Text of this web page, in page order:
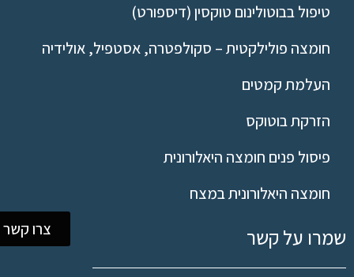
צרו קשר
טיפול בבוטולינום טוקסין (דיספורט)
חומצה פולילקטית – סקולפטרה, אסטפיל, אולידיה
העלמת קמטים
הזרקת בוטוקס
פיסול פנים חומצה היאלורונית
חומצה היאלורונית במצח
שמרו על קשר